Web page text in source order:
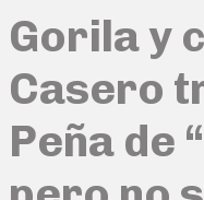
Gorila y
Casero
Peña de